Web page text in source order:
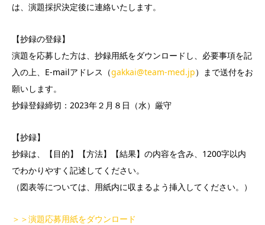
は、演題採択決定後に連絡いたします。
【抄録の登録】
演題を応募した方は、抄録用紙をダウンロードし、必要事項を記
入の上、E-mailアドレス（gakkai@team-med.jp）まで送付をお
願いします。
抄録登録締切：2023年２月８日（水）厳守
【抄録】
抄録は、【目的】【方法】【結果】の内容を含み、1200字以内
でわかりやすく記述してください。
（図表等については、用紙内に収まるよう挿入してください。）
＞＞演題応募用紙をダウンロード